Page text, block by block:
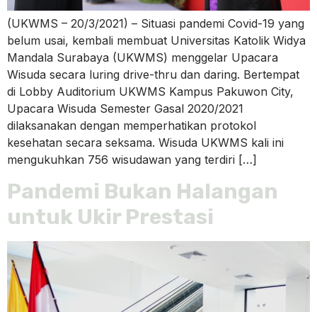
(UKWMS – 20/3/2021) – Situasi pandemi Covid-19 yang
belum usai, kembali membuat Universitas Katolik Widya
Mandala Surabaya (UKWMS) menggelar Upacara
Wisuda secara luring drive-thru dan daring. Bertempat
di Lobby Auditorium UKWMS Kampus Pakuwon City,
Upacara Wisuda Semester Gasal 2020/2021
dilaksanakan dengan memperhatikan protokol
kesehatan secara seksama. Wisuda UKWMS kali ini
mengukuhkan 756 wisudawan yang terdiri […]
Pandemi Bukan Halangan
untuk Ukir Prestasi